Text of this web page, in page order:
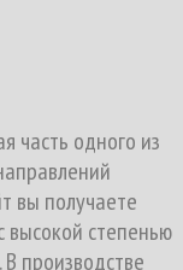
часть одного из
вы получаете
высокой степенью
производстве